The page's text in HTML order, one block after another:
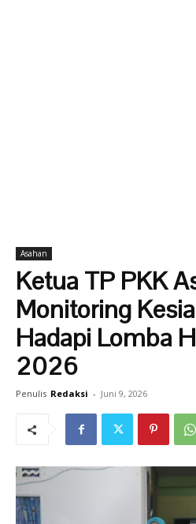
Asahan
Ketua TP PKK
Monitoring
Hadapi Lomba
2026
Penulis Redaksi - Juni 9, 2026